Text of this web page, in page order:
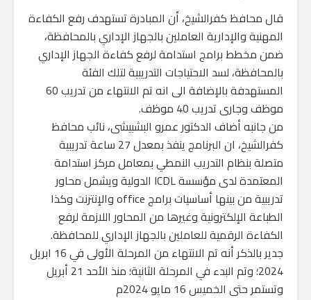
قال محافظ كفرالشيخ، أن المبادرة تستهدف رفع الكفاءة
المهنية والإدارية العاملين بالجهاز الإداري بالمحافظة،
ضمن مخطط برامج استدامة لرفع كفاءة الجهاز الإداري
بالمحافظة، لسد الاحتياجات التدريبية لتلك الفئة
المستهدفة بالإضافة الى انه تم الانتهاء من تدريب 60
موظف وجارى تدريب 40 موظف.
من جانبه أضاف الدكتور عمرو البشبيشى، نائب محافظ
كفرالشيخ، ان البرنامج ينفذ بمعدل 27 ساعة تدريبية
متصلة بنظام التدريب النمطي بمعامل مركز استدامة
المعتمدة لدى مؤسسة ICDL الدولية ويشمل محاور
تدريبية من بينها أساسيات برامج office والإنترنت وكذا
الطباعة الإلكترونية وغيرها من المحاور اللازمة لرفع
الكفاءة الرقمية للعاملين بالجهاز الإداري للمحافظة.
جدير بالذكر أنه تم الانتهاء من المرحلة الأولى في 16 ابريل
2024؛ وتم البدء في المرحلة الثانية؛ منذ الأحد 21 أبريل
وتستمر حتى الخميس 16 مايو 2024م